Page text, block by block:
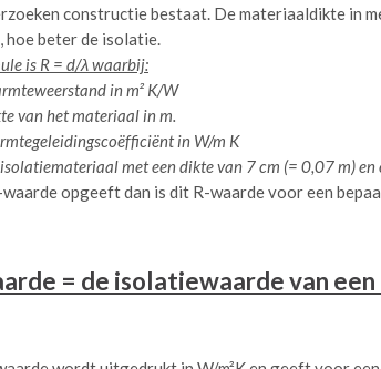
constructie bestaat. De materiaaldikte in
hoe beter de isolatie.
is R = d/λ waarbij:
in m² K/W
van het materiaal in m.
in W/m K
isolatiemateriaal met een dikte van 7 cm (= 0,07 m)
waarde opgeeft dan is dit R-waarde voor een
= de isolatiewaarde van